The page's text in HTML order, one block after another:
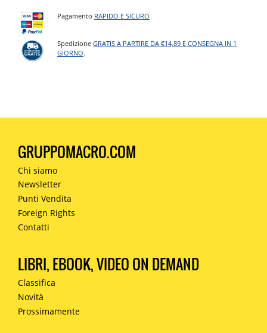
Pagamento RAPIDO E SICURO
SpedizioneGRATIS A PARTIRE DA €14,89 E CONSEGNA IN 1
GIORNO.
GRUPPOMACRO.COM
Chi siamo
Newsletter
Punti Vendita
Foreign Rights
Contatti
LIBRI, EBOOK, VIDEO ON DEMAND
Classifica
Novità
Prossimamente